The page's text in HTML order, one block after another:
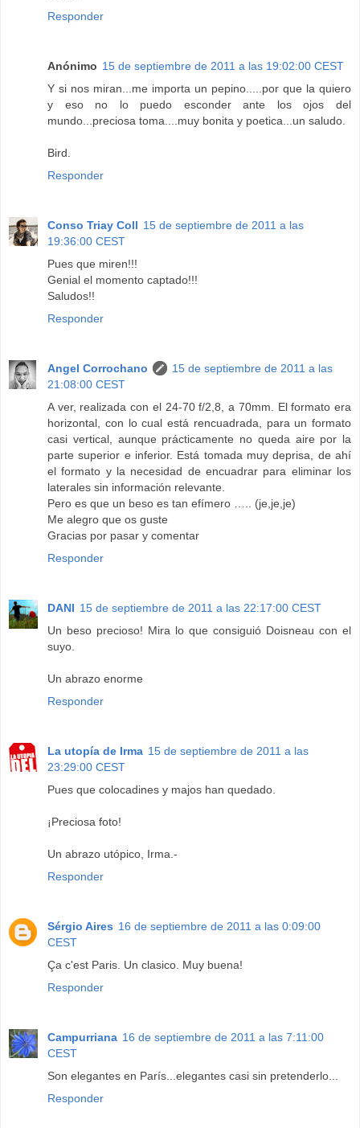
Responder
Anónimo 15 de septiembre de 2011 a las 19:02:00 CEST
Y si nos miran...me importa un pepino.....por que la quiero
y eso no lo puedo esconder ante los ojos del
mundo...preciosa toma....muy bonita y poetica...un saludo.
Bird.
Responder
Conso Triay Coll 15 de septiembre de 2011 a las
19:36:00 CEST
Pues que miren!!!
Genial el momento captado!!!
Saludos!!
Responder
Angel Corrochano
15 de septiembre de 2011 a las
21:08:00 CEST
A ver, realizada con el 24-70 f/2,8, a 70mm. El formato era
horizontal, con lo cual está rencuadrada, para un formato
casi vertical, aunque prácticamente no queda aire por la
parte superior e inferior. Está tomada muy deprisa, de ahí
el formato y la necesidad de encuadrar para eliminar los
laterales sin información relevante.
Pero es que un beso es tan efímero ….. (je,je,je)
Me alegro que os guste
Gracias por pasar y comentar
Responder
DANI 15 de septiembre de 2011 a las 22:17:00 CEST
Un beso precioso! Mira lo que consiguió Doisneau con el
suyo.
Un abrazo enorme
Responder
La utopía de Irma 15 de septiembre de 2011 a las
23:29:00 CEST
Pues que colocadines y majos han quedado.
¡Preciosa foto!
Un abrazo utópico, Irma.-
Responder
Sérgio Aires 16 de septiembre de 2011 a las 0:09:00
CEST
Ça c'est Paris. Un clasico. Muy buena!
Responder
Campurriana 16 de septiembre de 2011 a las 7:11:00
CEST
Son elegantes en París...elegantes casi sin pretenderlo...
Responder